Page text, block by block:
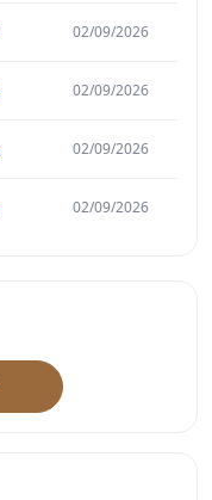
02/09/2026
02/09/2026
02/09/2026
02/09/2026